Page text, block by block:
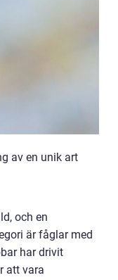
av en unik art
och en
är fåglar med
har drivit
att vara